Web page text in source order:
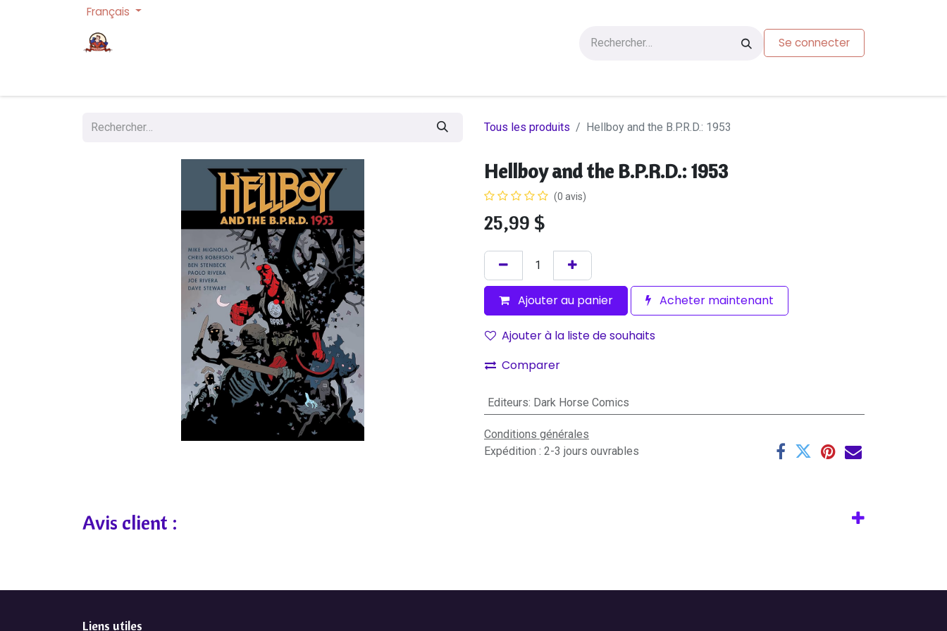
Français
Se connecter
Tous les produits Hellboy and the B.P.R.D.: 1953
Hellboy and the B.P.R.D.: 1953
(0 avis)
25,99 $
Ajouter au panier Acheter maintenant
Ajouter à la liste de souhaits
Comparer
Editeurs: Dark Horse Comics
Conditions générales
Expédition : 2-3 jours ouvrables
Avis client :
Liens utiles